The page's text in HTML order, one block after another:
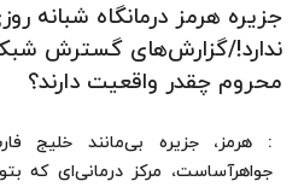
جزیره هرمز درمانگاه شبانه
ندارد!/گزارش‌های گسترش
محروم چقدر واقعیت دارند؟
: هرمز، جزیره بی‌مانند خلیج
جواهر‌آساست، مركز درمانی‌ای كه